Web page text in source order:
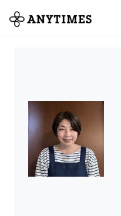
全て